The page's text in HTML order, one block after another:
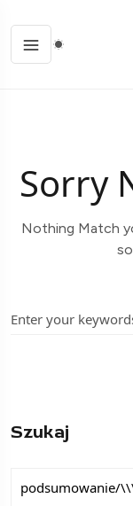
Sorry
Nothing Match
Szukaj